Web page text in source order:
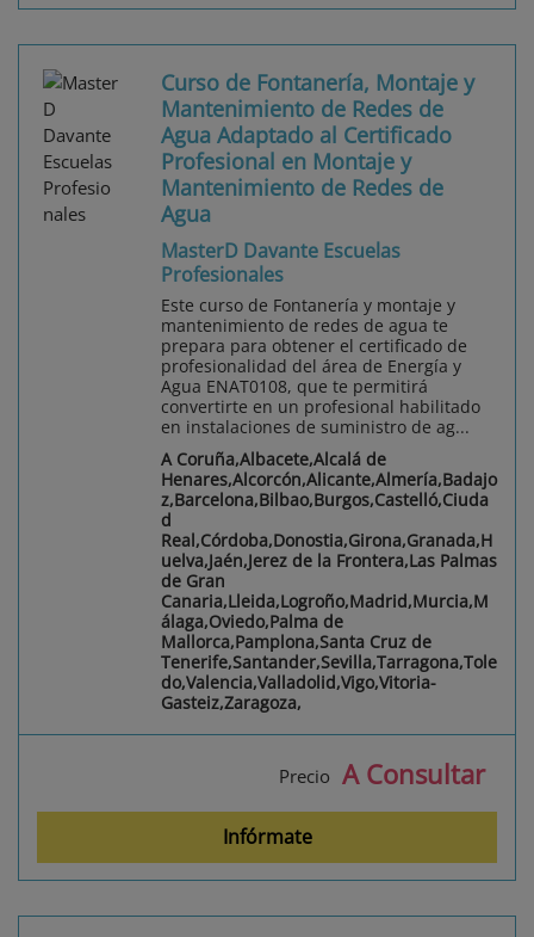
Curso de Fontanería, Montaje y
Mantenimiento de Redes de
Agua Adaptado al Certificado
Profesional en Montaje y
Mantenimiento de Redes de
Agua
MasterD Davante Escuelas
Profesionales
Este curso de Fontanería y montaje y
mantenimiento de redes de agua te
prepara para obtener el certificado de
profesionalidad del área de Energía y
Agua ENAT0108, que te permitirá
convertirte en un profesional habilitado
en instalaciones de suministro de ag...
A Coruña,Albacete,Alcalá de
Henares,Alcorcón,Alicante,Almería,Badajo
z,Barcelona,Bilbao,Burgos,Castelló,Ciuda
d
Real,Córdoba,Donostia,Girona,Granada,H
uelva,Jaén,Jerez de la Frontera,Las Palmas
de Gran
Canaria,Lleida,Logroño,Madrid,Murcia,M
álaga,Oviedo,Palma de
Mallorca,Pamplona,Santa Cruz de
Tenerife,Santander,Sevilla,Tarragona,Tole
do,Valencia,Valladolid,Vigo,Vitoria-
Gasteiz,Zaragoza,
Precio A Consultar
Infórmate